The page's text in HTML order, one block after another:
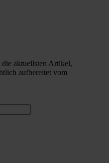
aktuellsten Artikel,
aufbereitet vom